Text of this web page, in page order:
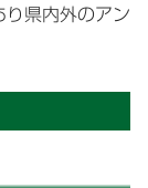
り県内外のアン